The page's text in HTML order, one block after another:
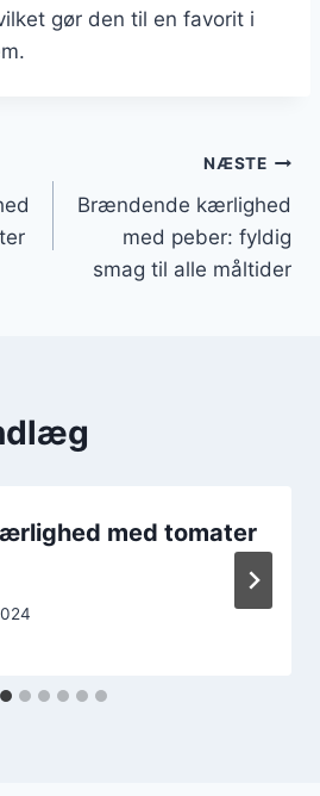
gør den til en favorit i
NÆSTE
Brændende kærlighed
med peber: fyldig
smag til alle måltider
med tomater